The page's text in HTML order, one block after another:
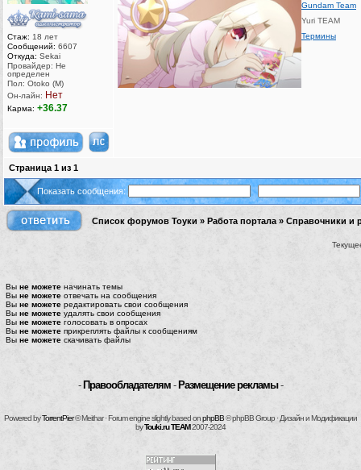
Стаж: 18 лет
Сообщений: 6607
Откуда: Sekai
Провайдер: Не
определен
Пол: Otoko (M)
Он-лайн: Нет
Карма: +36.37
Gundam Team
Yuri TEAM
Термины
Страница 1 из 1
Показать сообщения:
Список форумов Тоуки » Работа портала » Справочники и
Вы не можете начинать темы
Вы не можете отвечать на сообщения
Вы не можете редактировать свои сообщения
Вы не можете удалять свои сообщения
Вы не можете голосовать в опросах
Вы не можете прикреплять файлы к сообщениям
Вы не можете скачивать файлы
- Правообладателям - Размещение рекламы-
Powered byTorrentPier© Meithar · Forum engine slightly based onphpBB© phpBB Group · Дизайн и Модификации
byTouki.ru TEAM2007-2024